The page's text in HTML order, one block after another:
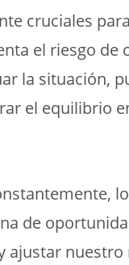
cruciales
el riesgo
la situación,
el equilibrio
de